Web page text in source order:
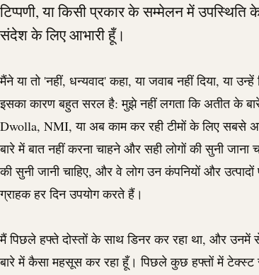
टिप्पणी, या किसी प्रकार के सम्मेलन में उपस्थिति
संदेश के लिए आभारी हूँ।
मैंने या तो 'नहीं, धन्यवाद' कहा, या जवाब नहीं दिया, या
इसका कारण बहुत सरल है: मुझे नहीं लगता कि अतीत के बारे
Dwolla, NMI, या अब काम कर रही टीमों के लिए सबसे
बारे में बात नहीं करना चाहने और सही लोगों की सुनी जाना
की सुनी जानी चाहिए, और वे लोग उन कंपनियों और
ग्राहक हर दिन उपयोग करते हैं।
मैं पिछले हफ्ते दोस्तों के साथ डिनर कर रहा था, और
बारे में कैसा महसूस कर रहा हूँ। पिछले कुछ हफ्तों में